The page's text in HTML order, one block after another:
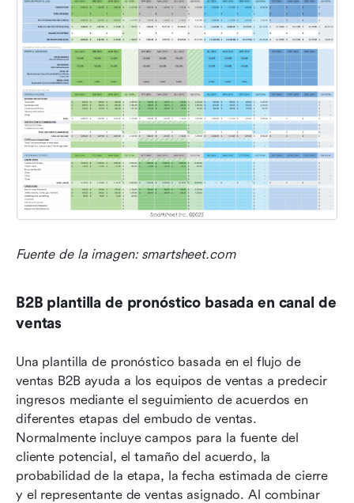
Fuente de la imagen: smartsheet.com
B2B plantilla de pronóstico basada en canal de
ventas
Una plantilla de pronóstico basada en el flujo de
ventas B2B ayuda a los equipos de ventas a predecir
ingresos mediante el seguimiento de acuerdos en
diferentes etapas del embudo de ventas.
Normalmente incluye campos para la fuente del
cliente potencial, el tamaño del acuerdo, la
probabilidad de la etapa, la fecha estimada de cierre
y el representante de ventas asignado. Al combinar